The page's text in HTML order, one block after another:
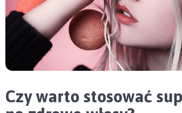
Czy warto stosować